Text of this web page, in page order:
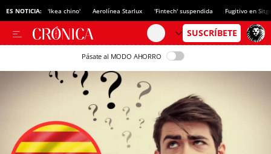
ES NOTICIA: 'Ikea chino' Aerolínea Starlux 'Fintech' suspendida Fugitivo en
Pásate al MODO AHORRO